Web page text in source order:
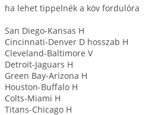
ha lehet tippelnék a köv fordulóra
San Diego-Kansas H
Cincinnati-Denver D hosszab H
Cleveland-Baltimore V
Detroit-Jaguars H
Green Bay-Arizona H
Houston-Buffalo H
Colts-Miami H
Titans-Chicago H